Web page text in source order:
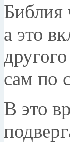
Библия
а это
сам по
В это